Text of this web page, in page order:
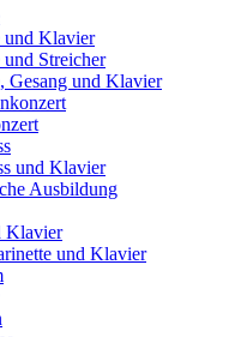
und Klavier
Streicher
Gesang und Klavier
und Klavier
Ausbildung
Klavier
und Klavier